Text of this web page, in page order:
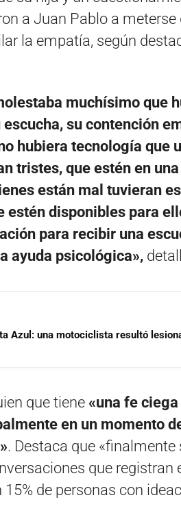
a Juan Pablo a meterse
la empatía, según
muchísimo que
su contención
hubiera tecnología que
tristes, que estén en
están mal tuvieran
estén disponibles para
para recibir una
ayuda psicológica»,
Azul: una motociclista resultó
que tiene «una fe
en un momento
. Destaca que «finalmente
que registran
de personas con